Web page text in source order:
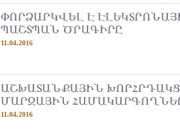
ՓՈՐՁԱՐԿՎԵԼ Է
ՊԱՇՏՊԱՆ ԾՐԱԳԻՐԸ
11.04.2016
ԱՇԽԱՏԱՆՔԱՅԻՆ
ՄԱՐԶԱՅԻՆ
11.04.2016